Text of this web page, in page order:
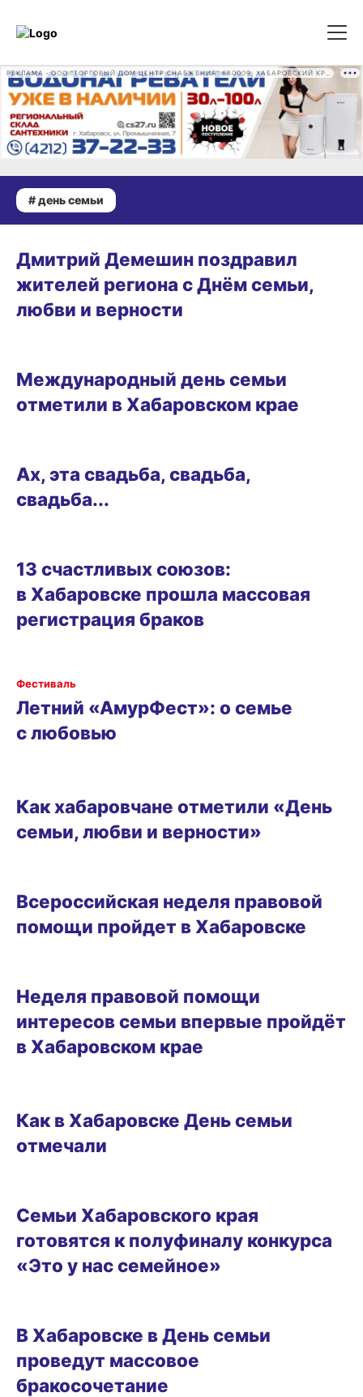
# день семьи
Дмитрий Демешин поздравил
жителей региона с Днём семьи,
любви и верности
Международный день семьи
отметили в Хабаровском крае
Ах, эта свадьба, свадьба,
свадьба...
13 счастливых союзов:
в Хабаровске прошла массовая
регистрация браков
Фестиваль
Летний «АмурФест»: о семье
с любовью
Как хабаровчане отметили «День
семьи, любви и верности»
Всероссийская неделя правовой
помощи пройдет в Хабаровске
Неделя правовой помощи
интересов семьи впервые пройдёт
в Хабаровском крае
Как в Хабаровске День семьи
отмечали
Семьи Хабаровского края
готовятся к полуфиналу конкурса
«Это у нас семейное»
В Хабаровске в День семьи
проведут массовое
бракосочетание